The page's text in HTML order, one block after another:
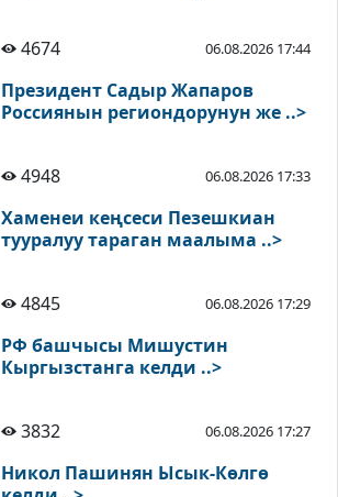
4674 06.08.2026 17:44
Президент Садыр Жапаров
Россиянын региондорунун же ..>
4948 06.08.2026 17:33
Хаменеи кеңсеси Пезешкиан
тууралуу тараган маалыма ..>
4845 06.08.2026 17:29
РФ башчысы Мишустин
Кыргызстанга келди ..>
3832 06.08.2026 17:27
Никол Пашинян Ысык-Көлгө